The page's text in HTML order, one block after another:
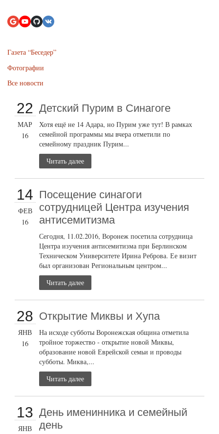
Газета “Беседер”
Фотографии
Все новости
22
МАР
16
Детский Пурим в Синагоге
Хотя ещё не 14 Адара, но Пурим уже тут! В рамках
семейной программы мы вчера отметили по
семейному праздник Пурим...
Читать далее
14
ФЕВ
16
Посещение синагоги
сотрудницей Центра изучения
антисемитизма
Сегодня, 11.02.2016, Воронеж посетила сотрудница
Центра изучения антисемитизма при Берлинском
Техническом Университете Ирина Реброва. Ее визит
был организован Региональным центром...
Читать далее
28
ЯНВ
16
Открытие Миквы и Хупа
На исходе субботы Воронежская община отметила
тройное торжество - открытие новой Миквы,
образование новой Еврейской семьи и проводы
субботы. Миква,...
Читать далее
13
ЯНВ
День именинника и семейный
день